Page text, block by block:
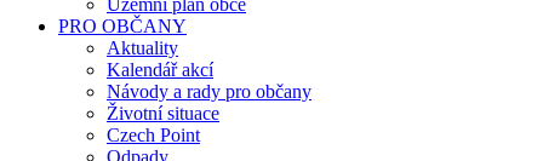
Územní plán obce
PRO OBČANY
Aktuality
Kalendář akcí
Návody a rady pro občany
Životní situace
Czech Point
Odpady